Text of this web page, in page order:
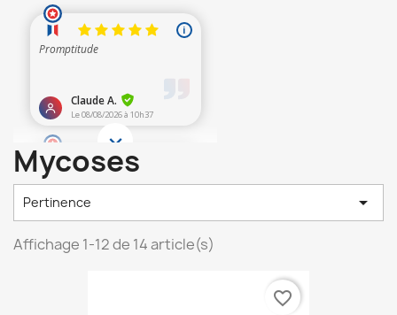
Mycoses
Pertinence 
Affichage 1-12 de 14 article(s)
favorite_border